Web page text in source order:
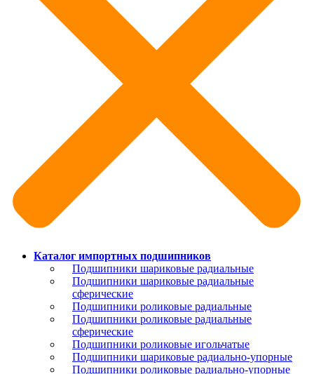
Каталог импортных подшипников
Подшипники шариковые радиальные
Подшипники шариковые радиальные
сферические
Подшипники роликовые радиальные
Подшипники роликовые радиальные
сферические
Подшипники роликовые игольчатые
Подшипники шариковые радиально-упорные
Подшипники роликовые радиально-упорные